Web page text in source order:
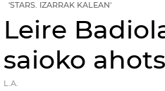
'STARS. IZARRAK KALEAN'
Leire
saioko
L.A.